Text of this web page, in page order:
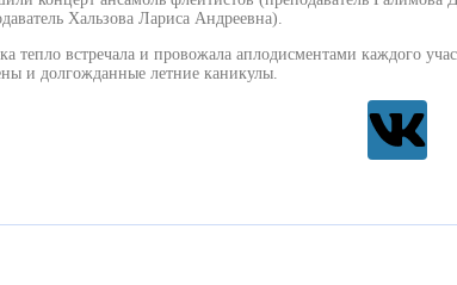
Хальзова Лариса Андреевна).
тепло встречала и провожала аплодисментами каждого
и долгожданные летние каникулы.